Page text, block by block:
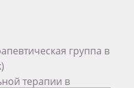
группа в
терапии в